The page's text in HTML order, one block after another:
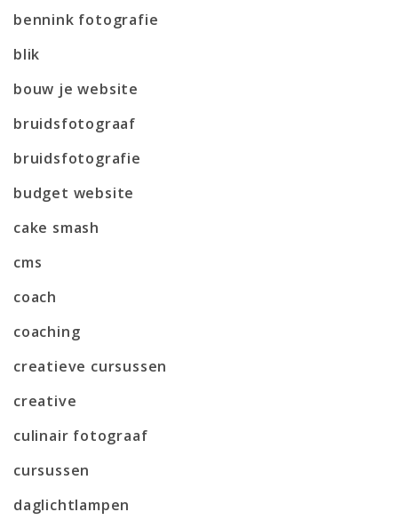
bennink fotografie
blik
bouw je website
bruidsfotograaf
bruidsfotografie
budget website
cake smash
cms
coach
coaching
creatieve cursussen
creative
culinair fotograaf
cursussen
daglichtlampen